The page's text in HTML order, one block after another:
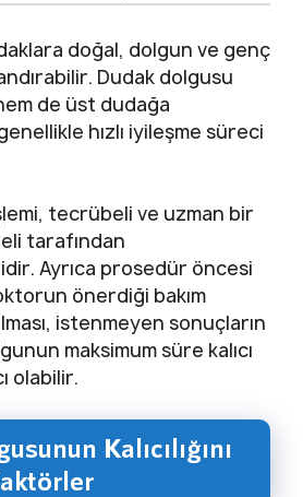
doğal, dolgun ve genç
Dudak dolgusu
de üst dudağa
hızlı iyileşme süreci
tecrübeli ve uzman bir
tarafından
Ayrıca prosedür öncesi
önerdiği bakım
istenmeyen sonuçların
maksimum süre kalıcı
olabilir.
Kalıcılığını